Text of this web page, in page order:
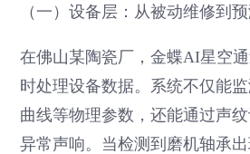
（一）设备层：从被动维修到
在佛山某陶瓷厂，金蝶AI星空
时处理设备数据。系统不仅能
曲线等物理参数，还能通过声
异常声响。当检测到磨机轴承